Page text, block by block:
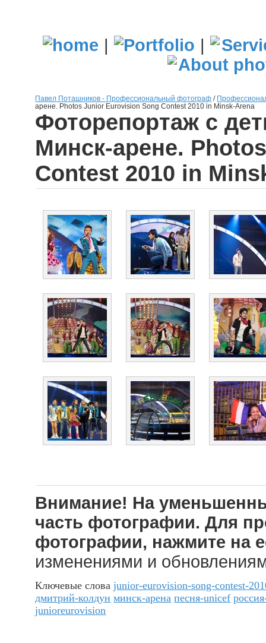
| |
Павел Поташников - Профессиональный фотограф /
арене. Photos Junior Eurovision Song Contest 2010 in Minsk-Arena
Фоторепортаж с
Минск-арене.
Contest 2010 in
Внимание! На
часть фотографии. Для
фотографии, нажмите на
изменениями и
Ключевые словаjunior-eurovision-song-contest-
дмитрий-колдун минск-арена песня-unicef
junioreurovision